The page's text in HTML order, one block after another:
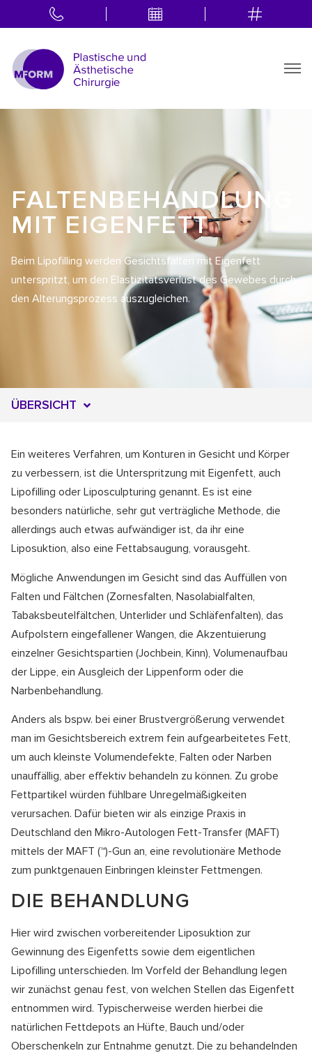
FALTENBEHANDLUNG
MIT EIGENFETT
Beim Lipofilling werden Gesichtsfalten mit Eigenfett
unterspritzt, um den Elastizitätsverlust des Gewebes durch
den Alterungsprozess auszugleichen.
ÜBERSICHT
Ein weiteres Verfahren, um Konturen in Gesicht und Körper
zu verbessern, ist die Unterspritzung mit Eigenfett, auch
Lipofilling oder Liposculpturing genannt. Es ist eine
besonders natürliche, sehr gut verträgliche Methode, die
allerdings auch etwas aufwändiger ist, da ihr eine
Liposuktion, also eine Fettabsaugung, vorausgeht.
Mögliche Anwendungen im Gesicht sind das Auffüllen von
Falten und Fältchen (Zornesfalten, Nasolabialfalten,
Tabaksbeutelfältchen, Unterlider und Schläfenfalten), das
Aufpolstern eingefallener Wangen, die Akzentuierung
einzelner Gesichtspartien (Jochbein, Kinn), Volumenaufbau
der Lippe, ein Ausgleich der Lippenform oder die
Narbenbehandlung.
Anders als bspw. bei einer Brustvergrößerung verwendet
man im Gesichtsbereich extrem fein aufgearbeitetes Fett,
um auch kleinste Volumendefekte, Falten oder Narben
unauffällig, aber effektiv behandeln zu können. Zu grobe
Fettpartikel würden fühlbare Unregelmäßigkeiten
verursachen. Dafür bieten wir als einzige Praxis in
Deutschland den Mikro-Autologen Fett-Transfer (MAFT)
mittels der MAFT (™)-Gun an, eine revolutionäre Methode
zum punktgenauen Einbringen kleinster Fettmengen.
DIE BEHANDLUNG
Hier wird zwischen vorbereitender Liposuktion zur
Gewinnung des Eigenfetts sowie dem eigentlichen
Lipofilling unterschieden. Im Vorfeld der Behandlung legen
wir zunächst genau fest, von welchen Stellen das Eigenfett
entnommen wird. Typischerweise werden hierbei die
natürlichen Fettdepots an Hüfte, Bauch und/oder
Oberschenkeln zur Entnahme genutzt. Die zu behandelnden